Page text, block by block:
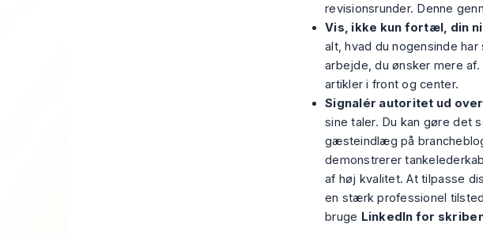
revisionsrunder. Denne
Vis, ikke kun fortæl, din
alt, hvad du nogensinde
arbejde, du ønsker mere
artikler i front og center.
Signalér autoritet ud
sine taler. Du kan gøre det
gæsteindlæg på
demonstrerer
af høj kvalitet. At tilpasse
en stærk professionel
bruge LinkedIn for